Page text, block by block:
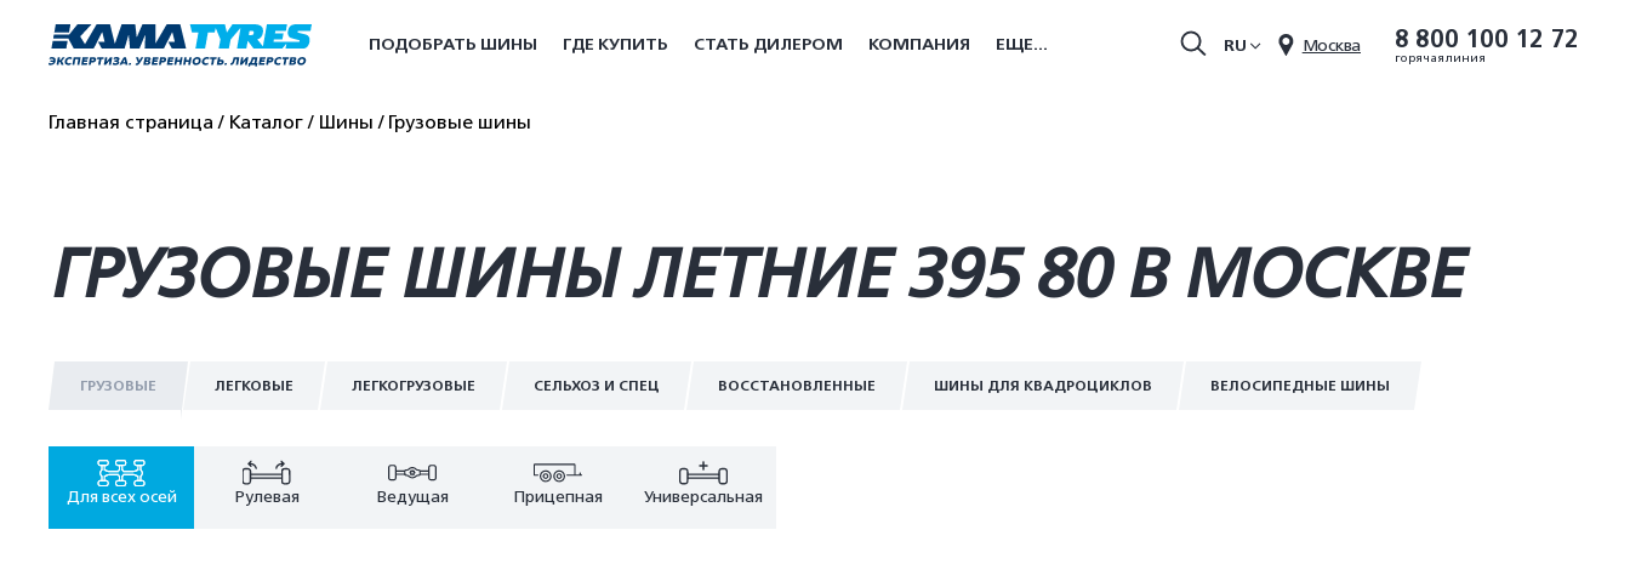
8 800 100 12 72
горячая линия
Москва
RU
ПОДОБРАТЬ ШИНЫ ГДЕ КУПИТЬ СТАТЬ ДИЛЕРОМ КОМПАНИЯ ЕЩЕ...
Главная страница Каталог Шины Грузовые шины
ГРУЗОВЫЕ ШИНЫ ЛЕТНИЕ 395 80 В МОСКВЕ
ГРУЗОВЫЕ ЛЕГКОВЫЕ ЛЕГКОГРУЗОВЫЕ СЕЛЬХОЗ И СПЕЦ ВОССТАНОВЛЕННЫЕ ШИНЫ ДЛЯ КВАДРОЦИКЛОВ ВЕЛОСИПЕДНЫЕ ШИНЫ
Для всех осей Рулевая Ведущая Прицепная Универсальная